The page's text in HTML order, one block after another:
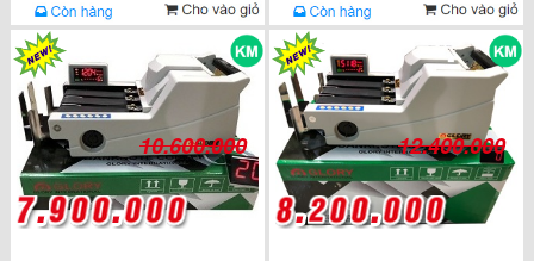
10.600.000 12.400.000